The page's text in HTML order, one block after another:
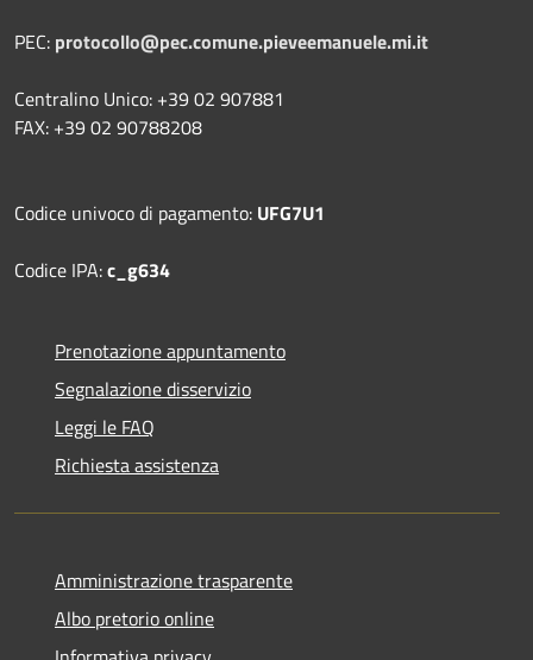
PEC: protocollo@pec.comune.pieveemanuele.mi.it
Centralino Unico: +39 02 907881
FAX: +39 02 90788208
Codice univoco di pagamento: UFG7U1
Codice IPA:c_g634
Prenotazione appuntamento
Segnalazione disservizio
Leggi le FAQ
Richiesta assistenza
Amministrazione trasparente
Albo pretorio online